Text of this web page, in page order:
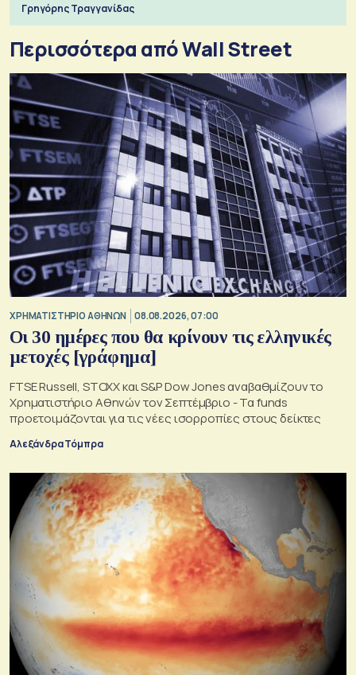
Γρηγόρης Τραγγανίδας
Περισσότερα από Wall Street
XΡΗΜΑΤΙΣΤΗΡΙΟ ΑΘΗΝΩΝ 08.08.2026, 07:00
Οι 30 ημέρες που θα κρίνουν τις ελληνικές
μετοχές [γράφημα]
FTSE Russell, STOXX και S&P Dow Jones αναβαθμίζουν το
Χρηματιστήριο Αθηνών τον Σεπτέμβριο - Τα funds
προετοιμάζονται για τις νέες ισορροπίες στους δείκτες
Αλεξάνδρα Τόμπρα